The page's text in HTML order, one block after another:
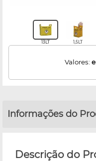
13LT 1,5LT
Valores:
Informações do
Descrição do